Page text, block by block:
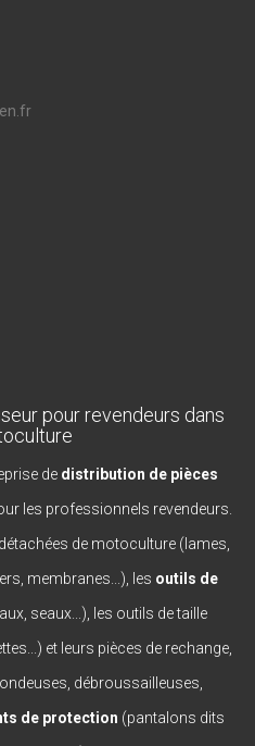
pour revendeurs dans
de distribution de pièces
les professionnels revendeurs.
de motoculture (lames,
membranes...), les outils de
seaux...), les outils de taille
et leurs pièces de rechange,
débroussailleuses,
de protection (pantalons dits